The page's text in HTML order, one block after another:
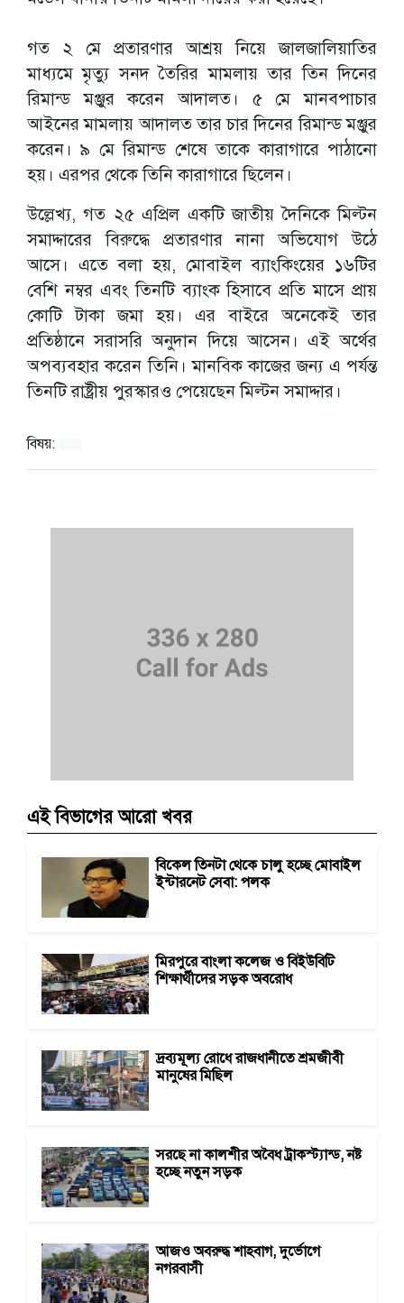
গত ২ মে প্রতারণার আশ্রয় নিয়ে জালজালিয়াতির
মাধ্যমে মৃত্যু সনদ তৈরির মামলায় তার তিন দিনের
রিমান্ড মঞ্জুর করেন আদালত। ৫ মে মানবপাচার
আইনের মামলায় আদালত তার চার দিনের রিমান্ড মঞ্জুর
করেন। ৯ মে রিমান্ড শেষে তাকে কারাগারে পাঠানো
হয়। এরপর থেকে তিনি কারাগারে ছিলেন।
উল্লেখ্য, গত ২৫ এপ্রিল একটি জাতীয় দৈনিকে মিল্টন
সমাদ্দারের বিরুদ্ধে প্রতারণার নানা অভিযোগ উঠে
আসে। এতে বলা হয়, মোবাইল ব্যাংকিংয়ের ১৬টির
বেশি নম্বর এবং তিনটি ব্যাংক হিসাবে প্রতি মাসে প্রায়
কোটি টাকা জমা হয়। এর বাইরে অনেকেই তার
প্রতিষ্ঠানে সরাসরি অনুদান দিয়ে আসেন। এই অর্থের
অপব্যবহার করেন তিনি। মানবিক কাজের জন্য এ পর্যন্ত
তিনটি রাষ্ট্রীয় পুরস্কারও পেয়েছেন মিল্টন সমাদ্দার।
বিষয়:
এই বিভাগের আরো খবর
বিকেল তিনটা থেকে চালু হচ্ছে মোবাইল
ইন্টারনেট সেবা: পলক
মিরপুরে বাংলা কলেজ ও বিইউবিটি
শিক্ষার্থীদের সড়ক অবরোধ
দ্রব্যমূল্য রোধে রাজধানীতে শ্রমজীবী
মানুষের মিছিল
সরছে না কালশীর অবৈধ ট্রাকস্ট্যান্ড, নষ্ট
হচ্ছে নতুন সড়ক
আজও অবরুদ্ধ শাহবাগ, দুর্ভোগে
নগরবাসী